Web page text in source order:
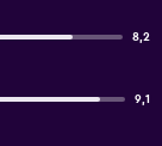
8,2
9,1